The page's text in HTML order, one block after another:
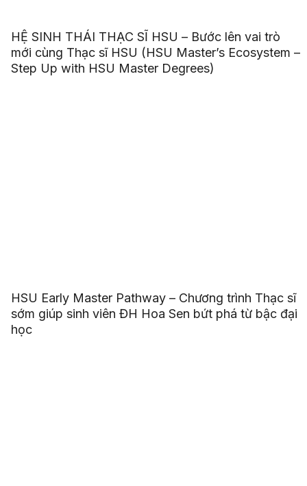
HỆ SINH THÁI THẠC SĨ HSU – Bước lên vai trò
mới cùng Thạc sĩ HSU (HSU Master’s Ecosystem –
Step Up with HSU Master Degrees)
HSU Early Master Pathway – Chương trình Thạc sĩ
sớm giúp sinh viên ĐH Hoa Sen bứt phá từ bậc đại
học